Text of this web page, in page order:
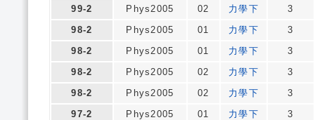
99-2
Phys2005 02 力學下
3
98-2
Phys2005 01 力學下
3
98-2
Phys2005 01 力學下
3
98-2
Phys2005 02 力學下
3
98-2
Phys2005 02 力學下
3
97-2
Phys2005 01 力學下
3